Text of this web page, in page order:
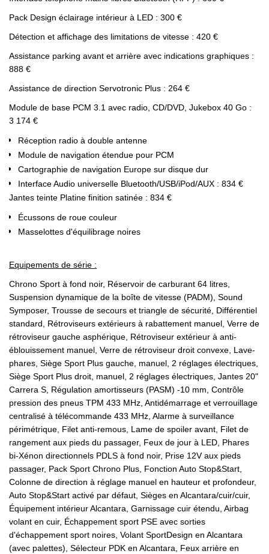
Pack Design éclairage intérieur à LED : 300 €
Détection et affichage des limitations de vitesse : 420 €
Assistance parking avant et arrière avec indications graphiques :
888 €
Assistance de direction Servotronic Plus : 264 €
Module de base PCM 3.1 avec radio, CD/DVD, Jukebox 40 Go :
3 174 €
Réception radio à double antenne
Module de navigation étendue pour PCM
Cartographie de navigation Europe sur disque dur
Interface Audio universelle Bluetooth/USB/iPod/AUX : 834 €
Jantes teinte Platine finition satinée : 834 €
Écussons de roue couleur
Masselottes d'équilibrage noires
Equipements de série :
Chrono Sport à fond noir, Réservoir de carburant 64 litres,
Suspension dynamique de la boîte de vitesse (PADM), Sound
Symposer, Trousse de secours et triangle de sécurité, Différentiel
standard, Rétroviseurs extérieurs à rabattement manuel, Verre de
rétroviseur gauche asphérique, Rétroviseur extérieur à anti-
éblouissement manuel, Verre de rétroviseur droit convexe, Lave-
phares, Siège Sport Plus gauche, manuel, 2 réglages électriques,
Siège Sport Plus droit, manuel, 2 réglages électriques, Jantes 20"
Carrera S, Régulation amortisseurs (PASM) -10 mm, Contrôle
pression des pneus TPM 433 MHz, Antidémarrage et verrouillage
centralisé à télécommande 433 MHz, Alarme à surveillance
périmétrique, Filet anti-remous, Lame de spoiler avant, Filet de
rangement aux pieds du passager, Feux de jour à LED, Phares
bi-Xénon directionnels PDLS à fond noir, Prise 12V aux pieds
passager, Pack Sport Chrono Plus, Fonction Auto Stop&Start,
Colonne de direction à réglage manuel en hauteur et profondeur,
Auto Stop&Start activé par défaut, Sièges en Alcantara/cuir/cuir,
Équipement intérieur Alcantara, Garnissage cuir étendu, Airbag
volant en cuir, Échappement sport PSE avec sorties
d'échappement sport noires, Volant SportDesign en Alcantara
(avec palettes), Sélecteur PDK en Alcantara, Feux arrière en